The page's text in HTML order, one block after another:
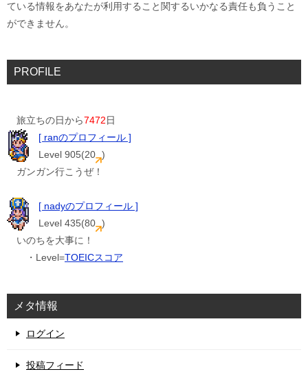
ている情報をあなたが利用すること関するいかなる責任も負うこと
ができません。
PROFILE
旅立ちの日から7472日
[ ranのプロフィール ]
Level 905(20 )
ガンガン行こうぜ！
[ nadyのプロフィール ]
Level 435(80 )
いのちを大事に！
・Level=TOEICスコア
メタ情報
ログイン
投稿フィード